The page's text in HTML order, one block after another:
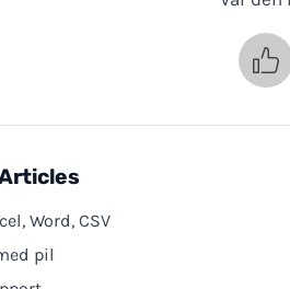
Word, CSV
pil